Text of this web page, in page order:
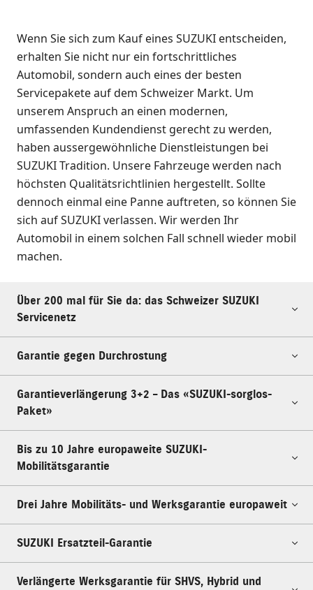
Wenn Sie sich zum Kauf eines SUZUKI entscheiden,
erhalten Sie nicht nur ein fortschrittliches
Automobil, sondern auch eines der besten
Servicepakete auf dem Schweizer Markt. Um
unserem Anspruch an einen modernen,
umfassenden Kundendienst gerecht zu werden,
haben aussergewöhnliche Dienstleistungen bei
SUZUKI Tradition. Unsere Fahrzeuge werden nach
höchsten Qualitätsrichtlinien hergestellt. Sollte
dennoch einmal eine Panne auftreten, so können Sie
sich auf SUZUKI verlassen. Wir werden Ihr
Automobil in einem solchen Fall schnell wieder mobil
machen.
Über 200 mal für Sie da: das Schweizer SUZUKI
Servicenetz
Garantie gegen Durchrostung
Garantieverlängerung 3+2 – Das «SUZUKI-sorglos-
Paket»
Bis zu 10 Jahre europaweite SUZUKI-
Mobilitätsgarantie
Drei Jahre Mobilitäts- und Werksgarantie europaweit
SUZUKI Ersatzteil-Garantie
Verlängerte Werksgarantie für SHVS, Hybrid und